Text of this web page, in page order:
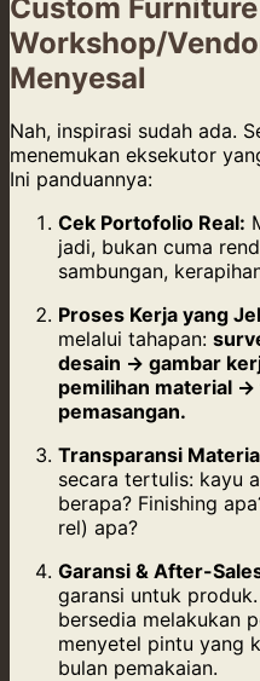
Custom
Workshop/
Menyesal
Nah, inspirasi sudah ada.
menemukan eksekutor
Ini panduannya:
Cek Portofolio Real:
jadi, bukan cuma
sambungan,
Proses Kerja yang
melalui tahapan:
desain → gambar
pemilihan material
pemasangan.
Transparansi
secara tertulis: kayu
berapa? Finishing
rel) apa?
Garansi & After-
garansi untuk
bersedia melakukan
menyetel pintu yang
bulan pemakaian.